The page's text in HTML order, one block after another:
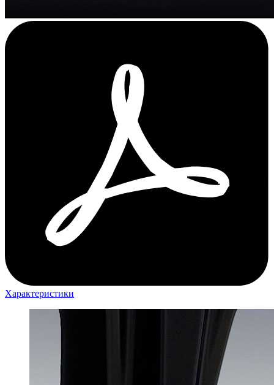
Характеристики